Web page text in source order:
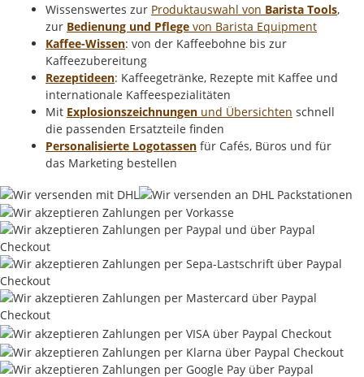
Wissenswertes zur Produktauswahl von Barista Tools,
zur Bedienung und Pflege von Barista Equipment
Kaffee-Wissen: von der Kaffeebohne bis zur
Kaffeezubereitung
Rezeptideen: Kaffeegetränke, Rezepte mit Kaffee und
internationale Kaffeespezialitäten
Mit Explosionszeichnungen und Übersichten schnell
die passenden Ersatzteile finden
Personalisierte Logotassen für Cafés, Büros und für
das Marketing bestellen